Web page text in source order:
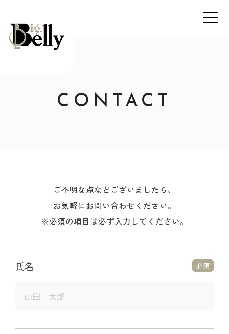
CONTACT
ご不明な点などございましたら、
お気軽にお問い合わせください。
※必須の項目は必ず入力してください。
氏名 必須